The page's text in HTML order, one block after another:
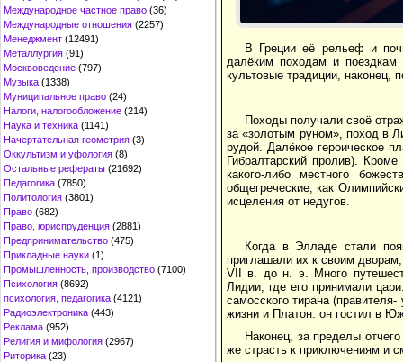
Международное частное право (36)
Международные отношения (2257)
Менеджмент (12491)
Металлургия (91)
Москвоведение (797)
Музыка (1338)
Муниципальное право (24)
Налоги, налогообложение (214)
Наука и техника (1141)
Начертательная геометрия (3)
Оккультизм и уфология (8)
Остальные рефераты (21692)
Педагогика (7850)
Политология (3801)
Право (682)
Право, юриспруденция (2881)
Предпринимательство (475)
Прикладные науки (1)
Промышленность, производство (7100)
Психология (8692)
психология, педагогика (4121)
Радиоэлектроника (443)
Реклама (952)
Религия и мифология (2967)
Риторика (23)
В Греции её рельеф и
далёким походам и поездкам
культовые традиции, наконец,
Походы получали своё
за «золотым руном», поход в
рудой. Далёкое героическое
Гибралтарский пролив).
какого-либо местного
общегреческие, как
исцеления от недугов.
Когда в Элладе стали
приглашали их к своим
VII в. до н. э. Много
Лидии, где его принимали
самосского тирана
жизни и Платон: он гостил в
Наконец, за пределы
же страсть к приключениям и